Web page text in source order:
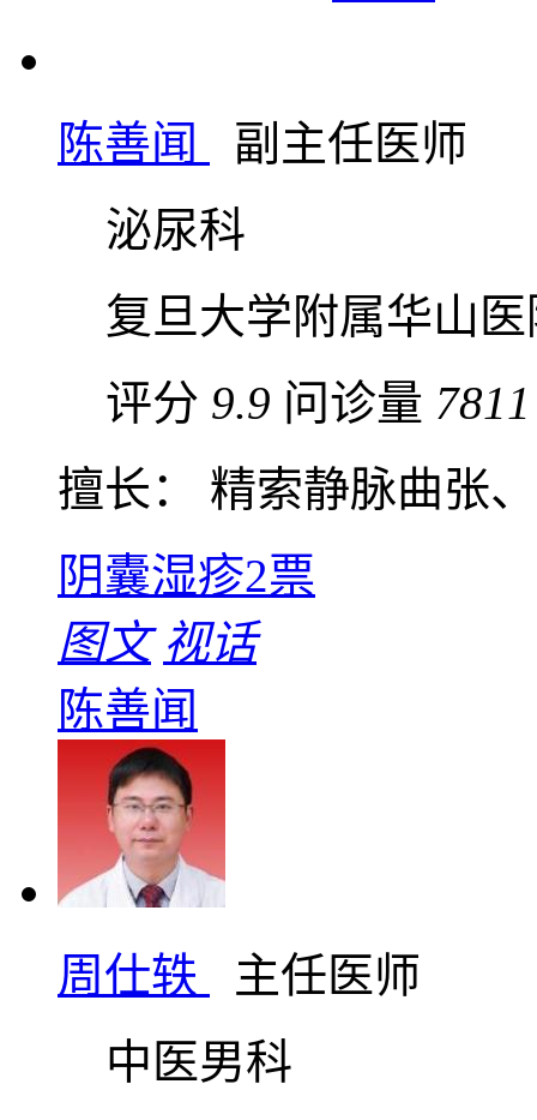
陈善闻
副主任医师
泌尿科
复旦大学附属华山医
评分 9.9 问诊量 7811
擅长： 精索静脉曲张
阴囊湿疹2票
图文 视话
陈善闻
周仕轶
主任医师
中医男科